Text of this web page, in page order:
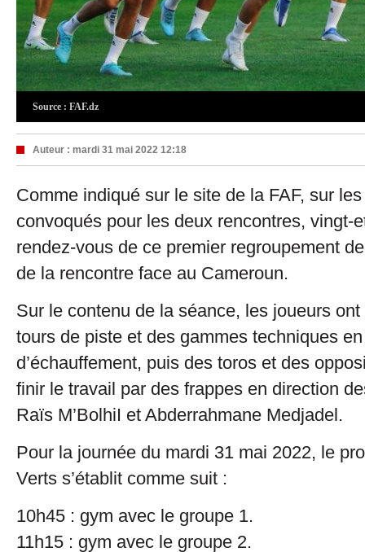
Source : FAF.dz
Auteur : mardi 31 mai 2022 12:18
Comme indiqué sur le site de la FAF, sur
convoqués pour les deux rencontres, vingt-
rendez-vous de ce premier regroupement
de la rencontre face au Cameroun.
Sur le contenu de la séance, les joueurs
tours de piste et des gammes techniques
d’échauffement, puis des toros et des
finir le travail par des frappes en direction
Raïs M’BolhiI et Abderrahmane Medjadel.
Pour la journée du mardi 31 mai 2022, le
Verts s’établit comme suit :
10h45 : gym avec le groupe 1.
11h15 : gym avec le groupe 2.